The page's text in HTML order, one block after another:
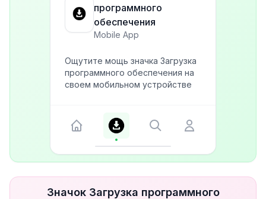
программного
обеспечения
Mobile App
Ощутите мощь значка Загрузка
программного обеспечения на
своем мобильном устройстве
Значок Загрузка программного